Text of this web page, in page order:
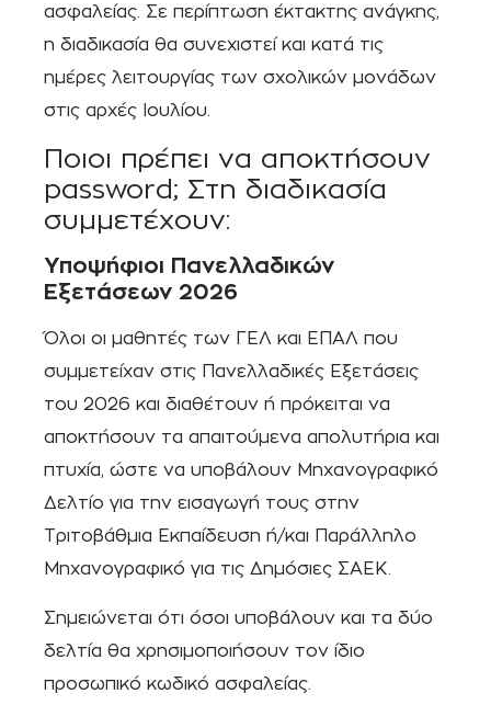
ασφαλείας. Σε περίπτωση έκτακτης ανάγκης,
η διαδικασία θα συνεχιστεί και κατά τις
ημέρες λειτουργίας των σχολικών μονάδων
στις αρχές Ιουλίου.
Ποιοι πρέπει να αποκτήσουν
password; Στη διαδικασία
συμμετέχουν:
Υποψήφιοι Πανελλαδικών
Εξετάσεων 2026
Όλοι οι μαθητές των ΓΕΛ και ΕΠΑΛ που
συμμετείχαν στις Πανελλαδικές Εξετάσεις
του 2026 και διαθέτουν ή πρόκειται να
αποκτήσουν τα απαιτούμενα απολυτήρια και
πτυχία, ώστε να υποβάλουν Μηχανογραφικό
Δελτίο για την εισαγωγή τους στην
Τριτοβάθμια Εκπαίδευση ή/και Παράλληλο
Μηχανογραφικό για τις Δημόσιες ΣΑΕΚ.
Σημειώνεται ότι όσοι υποβάλουν και τα δύο
δελτία θα χρησιμοποιήσουν τον ίδιο
προσωπικό κωδικό ασφαλείας.